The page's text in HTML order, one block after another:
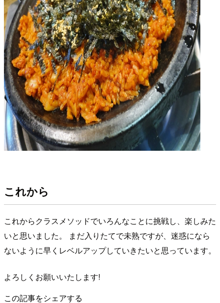
これから
これからクラスメソッドでいろんなことに挑戦し、楽しみた
いと思いました。 まだ入りたてで未熟ですが、迷惑になら
ないように早くレベルアップしていきたいと思っています。
よろしくお願いいたします!
この記事をシェアする